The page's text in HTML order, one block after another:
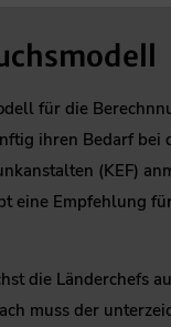
für die
ihren Bedarf bei
(KEF)
eine Empfehlung
die Länderchefs
muss der